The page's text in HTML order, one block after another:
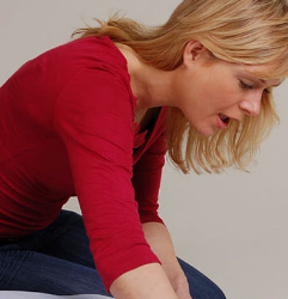
Ansprechpartner
Vorstand
Sanitätsbereitschaft
Frauen-Arbeitskreis
Arbeitskreis Behindertenhilfe
MS-Kreis Siegen
Veranstaltungen
Termine
Engagement
Machen Sie mit
Wohlfahrt und Sozialarbeit
Bereitschaften